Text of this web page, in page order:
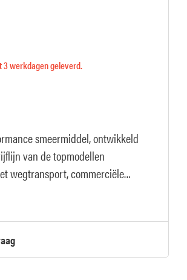
3 werkdagen geleverd.
smeermiddel, ontwikkeld
van de topmodellen
wegtransport, commerciële